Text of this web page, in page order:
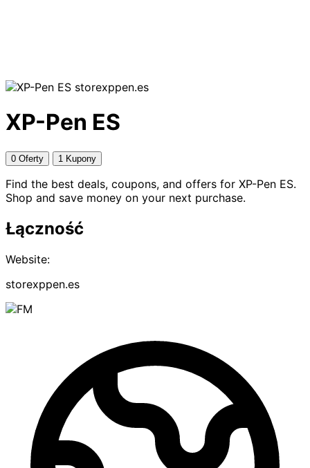
storexppen.es
XP-Pen ES
0 Oferty 1 Kupony
Find the best deals, coupons, and offers for XP-Pen ES.
Shop and save money on your next purchase.
Łączność
Website:
storexppen.es